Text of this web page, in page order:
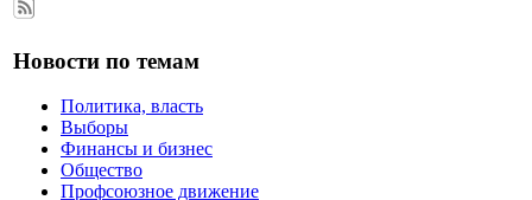
Новости по темам
Политика, власть
Выборы
Финансы и бизнес
Общество
Профсоюзное движение